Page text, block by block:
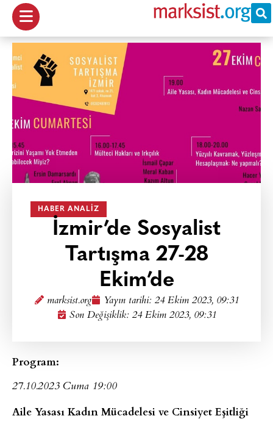
HABER ANALIZ
İzmir’de Sosyalist
Tartışma 27-28
Ekim’de
marksist.org Yayın tarihi: 24 Ekim 2023, 09:31
Son Değişiklik: 24 Ekim 2023, 09:31
Program:
27.10.2023 Cuma 19:00
Aile Yasası Kadın Mücadelesi ve Cinsiyet Eşitliği